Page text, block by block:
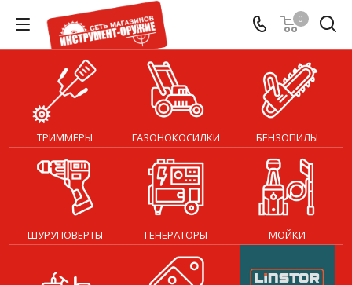
0
ТРИММЕРЫ ГАЗОНОКОСИЛКИ БЕНЗОПИЛЫ
ШУРУПОВЕРТЫ ГЕНЕРАТОРЫ МОЙКИ